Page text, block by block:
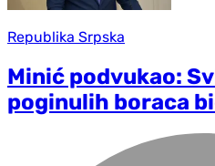
Republika Srpska
Minić podvukao:
poginulih boraca